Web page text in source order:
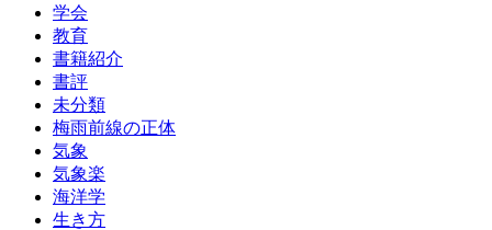
学会
教育
書籍紹介
書評
未分類
梅雨前線の正体
気象
気象楽
海洋学
生き方